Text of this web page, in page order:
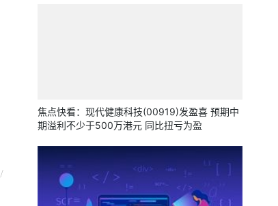
焦点快看：现代健康科技(00919)发盈喜 预期中
期溢利不少于500万港元 同比扭亏为盈